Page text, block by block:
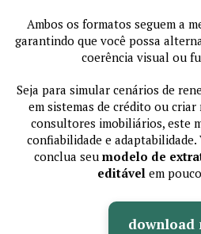
Ambos os formatos seguem a
garantindo que você possa
coerência visual ou
Seja para simular cenários de
em sistemas de crédito ou
consultores imobiliários, este
confiabilidade e
conclua seu modelo de
editável em
download